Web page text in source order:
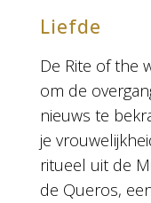
Liefde
De Rite of the
om de
nieuws te
je
ritueel uit de
de Queros,